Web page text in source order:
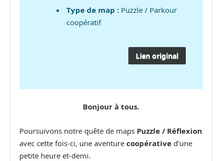
Type de map : Puzzle / Parkour
coopératif
Lien original
Bonjour à tous.
Poursuivons notre quête de maps Puzzle / Réflexion
avec cette fois-ci, une aventure coopérative d’une
petite heure et-demi.